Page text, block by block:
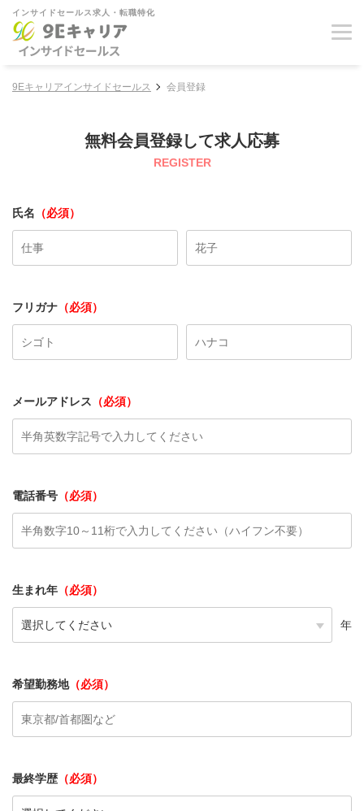
インサイドセールス求人・転職特化
9Eキャリアインサイドセールス 会員登録
無料会員登録して求人応募
REGISTER
氏名 （必須）
フリガナ （必須）
メールアドレス （必須）
電話番号 （必須）
生まれ年 （必須）
年
希望勤務地（必須）
最終学歴 （必須）